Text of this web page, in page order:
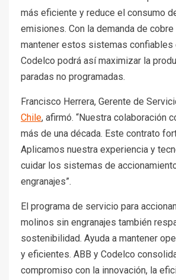
más eficiente y reduce el consumo
emisiones. Con la demanda de cobre
mantener estos sistemas confiables
Codelco podrá así maximizar la
paradas no programadas.
Francisco Herrera, Gerente de
Chile, afirmó. “Nuestra colaboración
más de una década. Este contrato
Aplicamos nuestra experiencia y
cuidar los sistemas de
engranajes”.
El programa de servicio para
molinos sin engranajes también
sostenibilidad. Ayuda a mantener
y eficientes. ABB y Codelco
compromiso con la innovación, la